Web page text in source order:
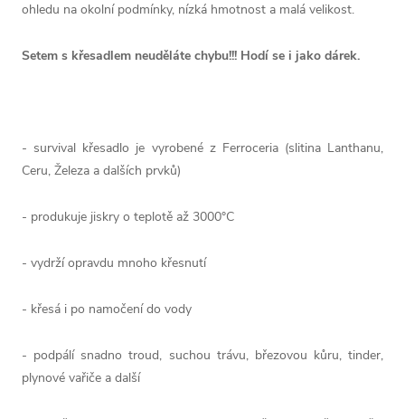
ohledu na okolní podmínky, nízká hmotnost a malá velikost.
Setem s křesadlem neuděláte chybu!!! Hodí se i jako dárek.
- survival křesadlo je vyrobené z Ferroceria (slitina Lanthanu,
Ceru, Železa a dalších prvků)
- produkuje jiskry o teplotě až 3000°C
- vydrží opravdu mnoho křesnutí
- křesá i po namočení do vody
- podpálí snadno troud, suchou trávu, březovou kůru, tinder,
plynové vařiče a další